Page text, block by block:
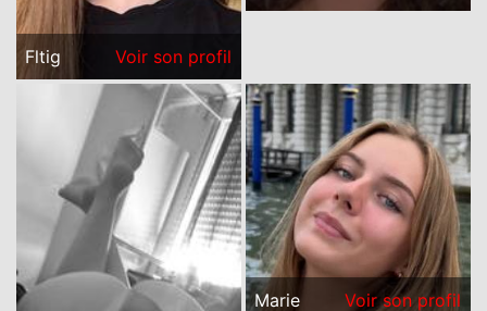
Fltig Voir son profil
Marie Voir son profil